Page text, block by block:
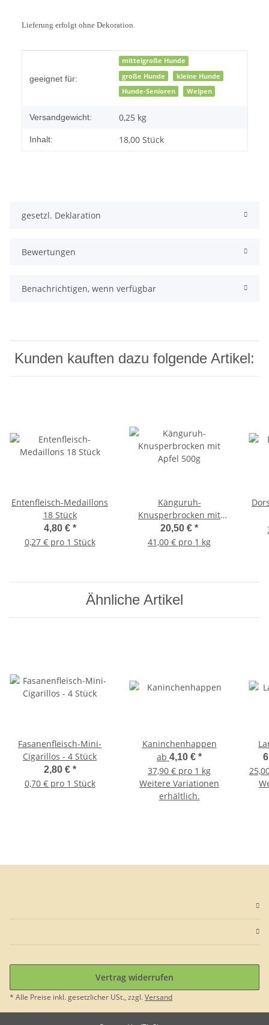
Lieferung erfolgt ohne Dekoration.
geeignet für:
mittelgroße Hunde
große Hunde
kleine Hunde
Hunde-Senioren
Welpen
Versandgewicht: 0,25 kg
Inhalt: 18,00 Stück
gesetzl. Deklaration
Bewertungen
Benachrichtigen, wenn verfügbar
Kunden kauften dazu folgende Artikel:
Entenfleisch-Medaillons
18 Stück
4,80 € *
0,27 € pro 1 Stück
Känguruh-
Knusperbrocken mit
Apfel 500g
20,50 € *
41,00 € pro 1 kg
Ähnliche Artikel
Fasanenfleisch-Mini-
Cigarillos - 4 Stück
2,80 € *
0,70 € pro 1 Stück
Kaninchenhappen
ab 4,10 € *
37,90 € pro 1 kg
Weitere Variationen
erhältlich.
Vertrag widerrufen
* Alle Preise inkl. gesetzlicher USt., zzgl.Versand